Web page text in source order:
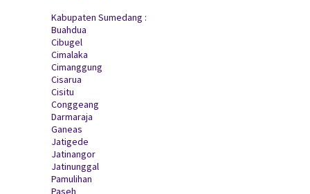
Kabupaten Sumedang :
Buahdua
Cibugel
Cimalaka
Cimanggung
Cisarua
Cisitu
Conggeang
Darmaraja
Ganeas
Jatigede
Jatinangor
Jatinunggal
Pamulihan
Paseh